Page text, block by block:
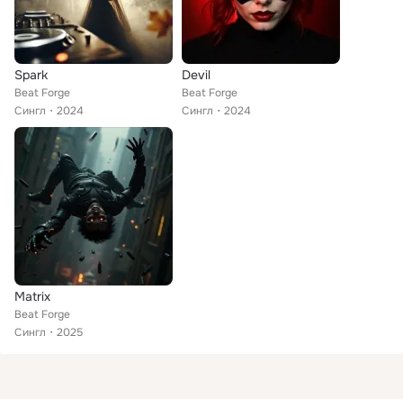
Spark
Beat Forge
Сингл
2024
Devil
Beat Forge
Сингл
2024
Matrix
Beat Forge
Сингл
2025